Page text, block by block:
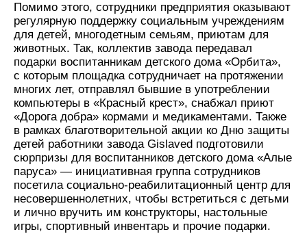
Помимо этого, сотрудники предприятия оказывают
регулярную поддержку социальным учреждениям
для детей, многодетным семьям, приютам для
животных. Так, коллектив завода передавал
подарки воспитанникам детского дома «Орбита»,
с которым площадка сотрудничает на протяжении
многих лет, отправлял бывшие в употреблении
компьютеры в «Красный крест», снабжал приют
«Дорога добра» кормами и медикаментами. Также
в рамках благотворительной акции ко Дню защиты
детей работники завода Gislaved подготовили
сюрпризы для воспитанников детского дома «Алые
паруса» — инициативная группа сотрудников
посетила социально-реабилитационный центр для
несовершеннолетних, чтобы встретиться с детьми
и лично вручить им конструкторы, настольные
игры, спортивный инвентарь и прочие подарки.